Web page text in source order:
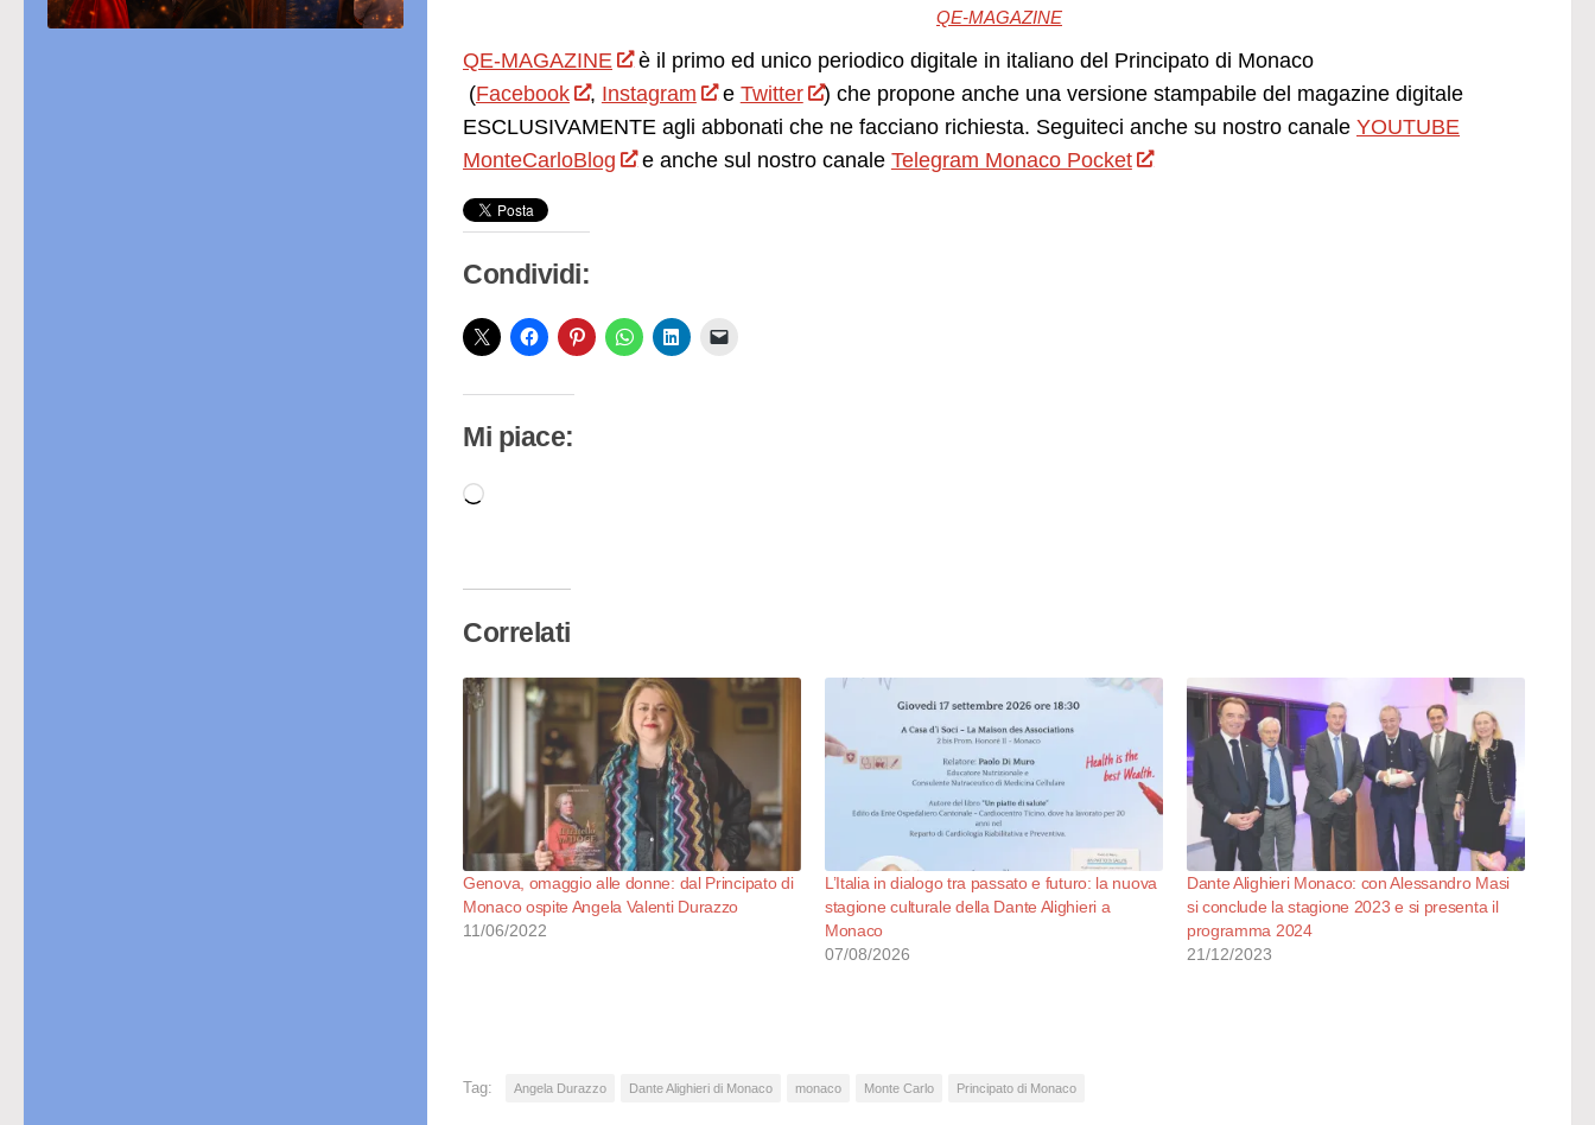
QE-MAGAZINE
QE-MAGAZINE
è il primo ed unico periodico digitale in italiano del Principato di Monaco
(Facebook , Instagram e Twitter
) che propone anche una versione stampabile del magazine digitale
ESCLUSIVAMENTE agli abbonati che ne facciano richiesta. Seguiteci anche su nostro canale YOUTUBE
MonteCarloBlog
e anche sul nostro canale Telegram Monaco Pocket
Condividi:
Mi piace:
Caricamento
Correlati
Genova, omaggio alle donne: dal Principato di
Monaco ospite Angela Valenti Durazzo
11/06/2022
L’Italia in dialogo tra passato e futuro: la nuova
stagione culturale della Dante Alighieri a
Monaco
07/08/2026
Dante Alighieri Monaco: con Alessandro Masi
si conclude la stagione 2023 e si presenta il
programma 2024
21/12/2023
Tag: Angela Durazzo Dante Alighieri di Monaco monaco Monte Carlo Principato di Monaco